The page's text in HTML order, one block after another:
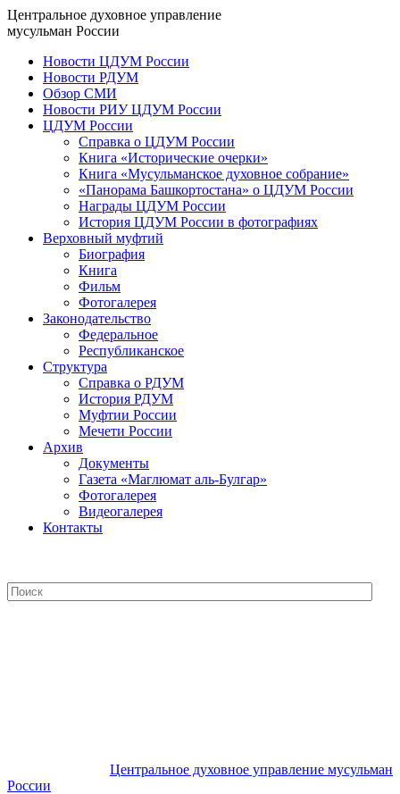
Центральное духовное управление
мусульман России
Новости ЦДУМ России
Новости РДУМ
Обзор СМИ
Новости РИУ ЦДУМ России
ЦДУМ России
Справка о ЦДУМ России
Книга «Исторические очерки»
Книга «Мусульманское духовное собрание»
«Панорама Башкортостана» о ЦДУМ России
Награды ЦДУМ России
История ЦДУМ России в фотографиях
Верховный муфтий
Биография
Книга
Фильм
Фотогалерея
Законодательство
Федеральное
Республиканское
Структура
Справка о РДУМ
История РДУМ
Муфтии России
Мечети России
Архив
Документы
Газета «Маглюмат аль-Булгар»
Фотогалерея
Видеогалерея
Контакты
Центральное духовное управление мусульман
России